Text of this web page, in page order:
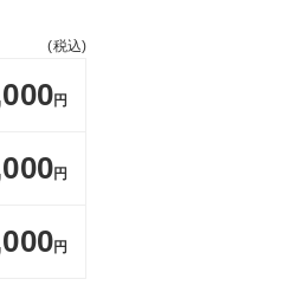
(税込)
円
円
円